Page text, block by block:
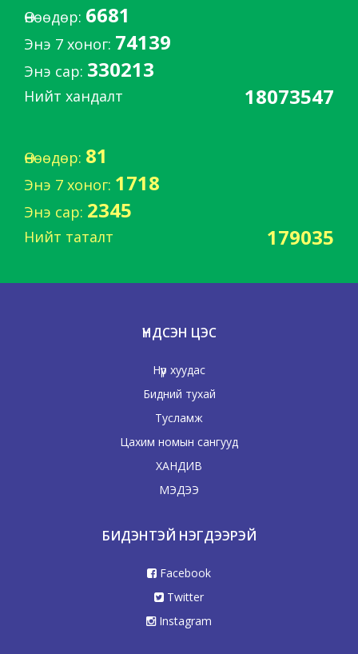
Өнөөдөр: 6681
Энэ 7 хоног: 74139
Энэ сар: 330213
Нийт хандалт 18073547
Өнөөдөр: 81
Энэ 7 хоног: 1718
Энэ сар: 2345
Нийт таталт 179035
ҮНДСЭН ЦЭС
Нүүр хуудас
Бидний тухай
Тусламж
Цахим номын сангууд
ХАНДИВ
МЭДЭЭ
БИДЭНТЭЙ НЭГДЭЭРЭЙ
Facebook
Twitter
Instagram